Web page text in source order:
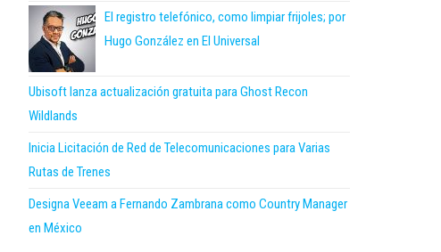
El registro telefónico, como limpiar frijoles; por
Hugo González en El Universal
Ubisoft lanza actualización gratuita para Ghost Recon
Wildlands
Inicia Licitación de Red de Telecomunicaciones para Varias
Rutas de Trenes
Designa Veeam a Fernando Zambrana como Country Manager
en México